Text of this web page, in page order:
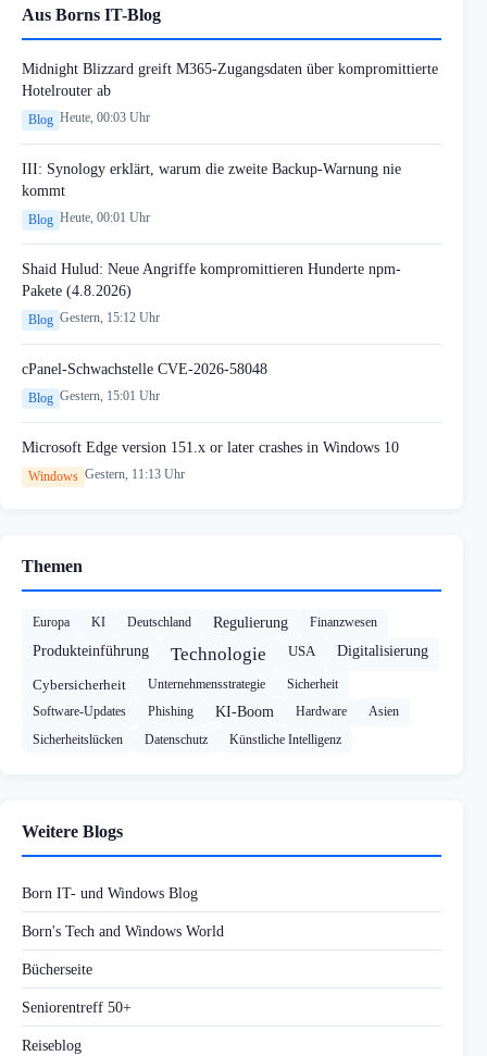
Aus Borns IT-Blog
Midnight Blizzard greift M365-Zugangsdaten über kompromittierte
Hotelrouter ab
Blog Heute, 00:03 Uhr
III: Synology erklärt, warum die zweite Backup-Warnung nie
kommt
Blog Heute, 00:01 Uhr
Shaid Hulud: Neue Angriffe kompromittieren Hunderte npm-
Pakete (4.8.2026)
Blog Gestern, 15:12 Uhr
cPanel-Schwachstelle CVE-2026-58048
Blog Gestern, 15:01 Uhr
Microsoft Edge version 151.x or later crashes in Windows 10
Windows Gestern, 11:13 Uhr
Themen
Europa KI Deutschland Regulierung Finanzwesen
Produkteinführung Technologie USA Digitalisierung
Cybersicherheit Unternehmensstrategie
Sicherheit
Software-Updates
Phishing KI-Boom Hardware
Asien
Sicherheitslücken
Datenschutz Künstliche Intelligenz
Weitere Blogs
Born IT- und Windows Blog
Born's Tech and Windows World
Bücherseite
Seniorentreff 50+
Reiseblog